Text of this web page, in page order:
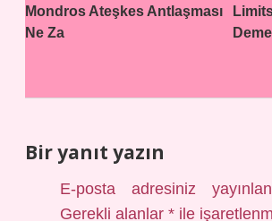
Mondros Ateşkes Antlaşması
Ne Za
Bir yanıt yazın
E-posta adresiniz
Gerekli alanlar* ile